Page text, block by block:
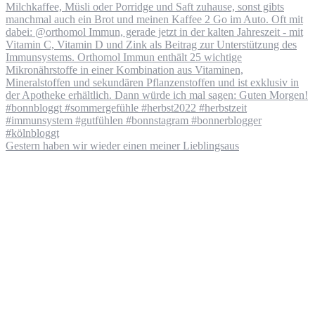
Gestern haben wir wieder einen meiner Lieblingsaus